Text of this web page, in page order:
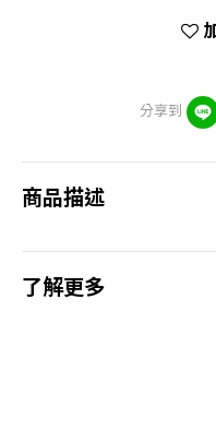
分享到
商品描述
了解更多